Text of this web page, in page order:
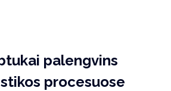
palengvins
procesuose